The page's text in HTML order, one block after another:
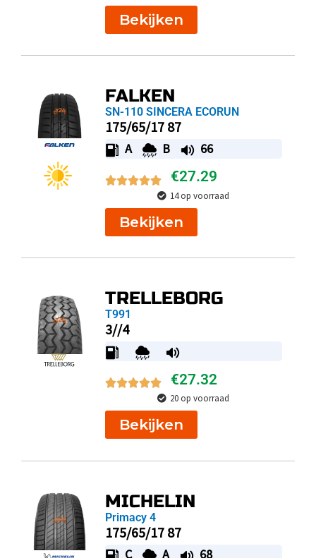
Bekijken
FALKEN
SN-110 SINCERA ECORUN
175/65/17 87
A B 66
€27.29
14 op voorraad
Bekijken
TRELLEBORG
T991
3//4
€27.32
20 op voorraad
Bekijken
MICHELIN
Primacy 4
175/65/17 87
C A 68